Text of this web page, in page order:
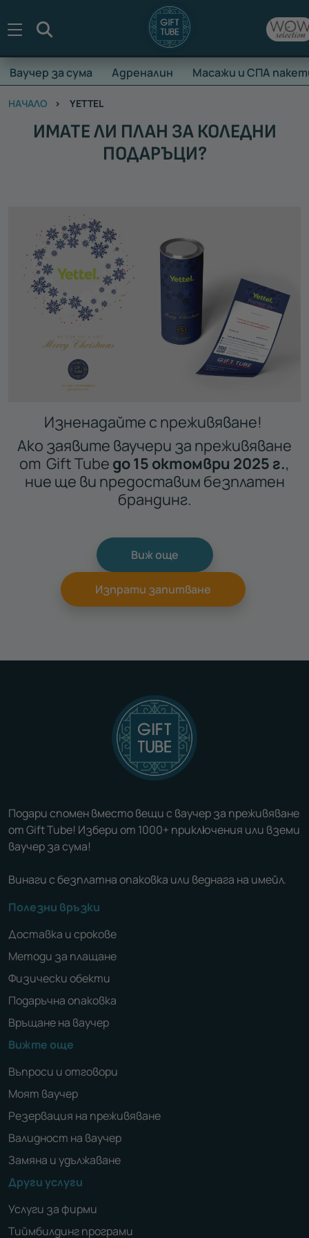
Ваучер за сума Адреналин Масажи и СПА
НАЧАЛО YETTEL
ИМАТЕ ЛИ ПЛАН ЗА КОЛЕДНИ
ПОДАРЪЦИ?
Изненадайте с преживяване!
Ако заявите ваучери за преживяване
от Gift Tube до 15 октомври 2025 г.,
ние ще ви предоставим безплатен
брандинг.
Виж още
Изпрати запитване
Подари спомен вместо вещи с ваучер за преживяване
от Gift Tube! Избери от 1000+ приключения или вземи
ваучер за сума!
Винаги с безплатна опаковка или веднага на имейл.
Полезни връзки
Доставка и срокове
Методи за плащане
Физически обекти
Подаръчна опаковка
Връщане на ваучер
Вижте още
Въпроси и отговори
Моят ваучер
Резервация на преживяване
Валидност на ваучер
Замяна и удължаване
Други услуги
Услуги за фирми
Тиймбилдинг програми